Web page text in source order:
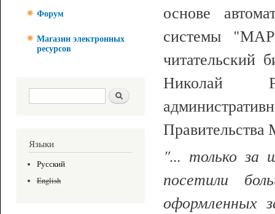
Форум
Магазин электронных
ресурсов
Форма поиска Поиск
Языки
Русский
English
основе
системы
читательский
Николай
"... только за
посетили
оформленных